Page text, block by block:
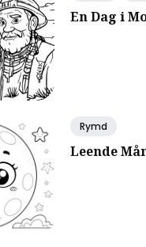
En Dag i
Rymd
Leende